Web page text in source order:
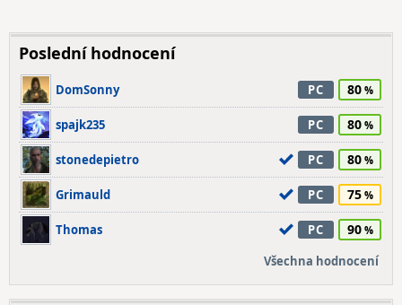
Poslední hodnocení
DomSonny PC 80
spajk235 PC 80
stonedepietro PC 80
Grimauld PC 75
Thomas PC 90
Všechna hodnocení